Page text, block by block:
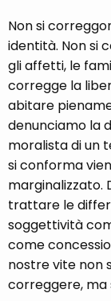
Non si
identità. Non si
gli affetti, le
corregge la
abitare
denunciamo la
moralista di un
si conforma
marginalizzato.
trattare le
soggettività
come
nostre vite non
correggere, ma